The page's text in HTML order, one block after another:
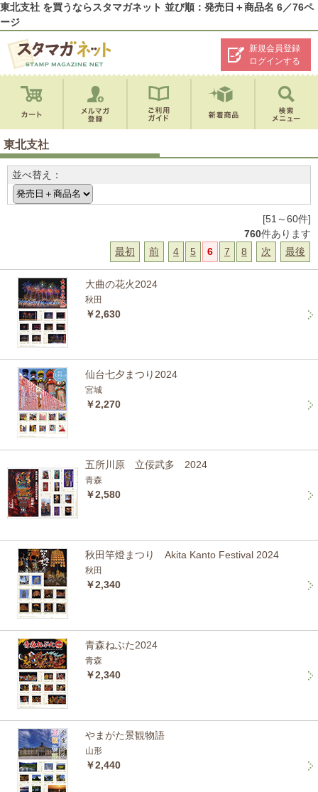
東北支社 を買うならスタマガネット 並び順：発売日＋商品名 6／76ペ
ージ
新規会員登録
ログインする
東北支社
並べ替え：
[51～60件]
760件あります
最初
前 4 5 6 7 8 次 最後
大曲の花火2024
秋田
￥2,630
仙台七夕まつり2024
宮城
￥2,270
五所川原 立佞武多 2024
青森
￥2,580
秋田竿燈まつり Akita Kanto Festival 2024
秋田
￥2,340
青森ねぶた2024
青森
￥2,340
やまがた景観物語
山形
￥2,440